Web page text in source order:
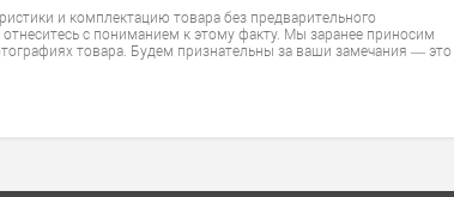
и комплектацию товара без предварительного
с пониманием к этому факту. Мы заранее приносим
товара. Будем признательны за ваши замечания — это